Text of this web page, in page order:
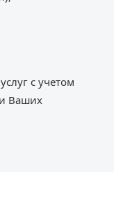
с учетом
Ваших